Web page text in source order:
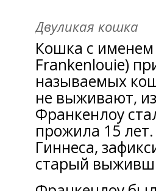
Двуликая кошка
Кошка с
Frankenlouie)
называемых
не выживают,
Франкенлоу
прожила 15
Гиннеса,
старый